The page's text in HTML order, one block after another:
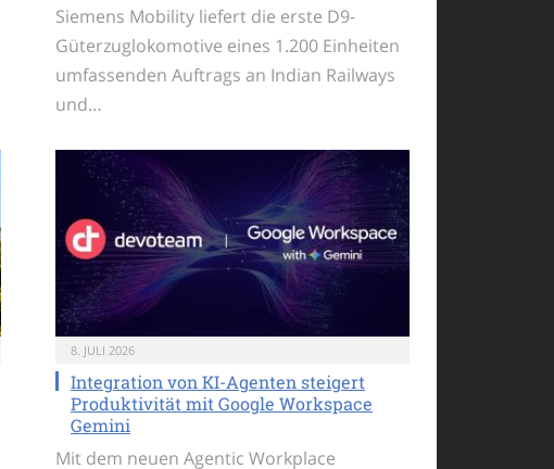
Siemens Mobility liefert die erste D9-
Güterzuglokomotive eines 1.200 Einheiten
umfassenden Auftrags an Indian Railways
und…
8. JULI 2026
Integration von KI-Agenten steigert
Produktivität mit Google Workspace
Gemini
Mit dem neuen Agentic Workplace